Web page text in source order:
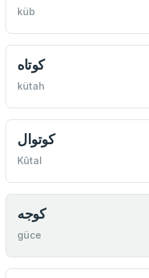
küb
كوتاه
kütah
كوتوال
Kûtal
كوجه
güce